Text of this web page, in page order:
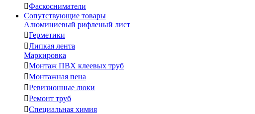
Фаскосниматели
Сопутствующие товары
Алюминиевый рифленый лист
Герметики
Липкая лента
Маркировка
Монтаж ПВХ клеевых труб
Монтажная пена
Ревизионные люки
Ремонт труб
Специальная химия